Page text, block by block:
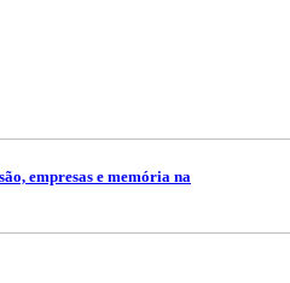
empresas e memória na